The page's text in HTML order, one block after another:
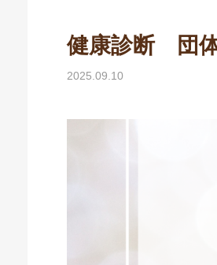
健康診断 団
2025.09.10